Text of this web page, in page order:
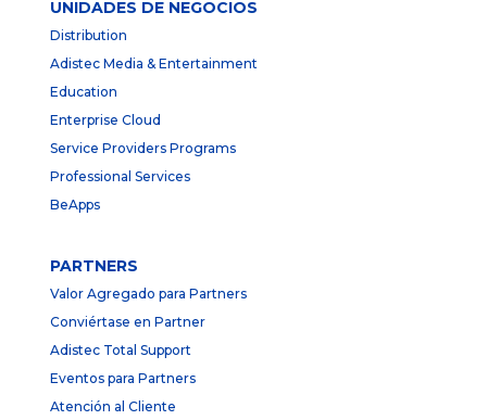
UNIDADES DE NEGOCIOS
Distribution
Adistec Media & Entertainment
Education
Enterprise Cloud
Service Providers Programs
Professional Services
BeApps
PARTNERS
Valor Agregado para Partners
Conviértase en Partner
Adistec Total Support
Eventos para Partners
Atención al Cliente